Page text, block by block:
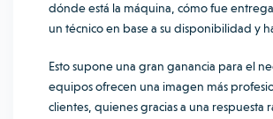
dónde está la máquina, cómo fue
un técnico en base a su disponibilidad y
Esto supone una gran ganancia para el
equipos ofrecen una imagen más
clientes, quienes gracias a una respuesta